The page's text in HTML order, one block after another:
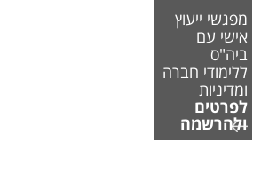
מפגשי ייעוץ
אישי עם
ביה"ס
ללימודי חברה
ומדיניות
לפרטים
ולהרשמה